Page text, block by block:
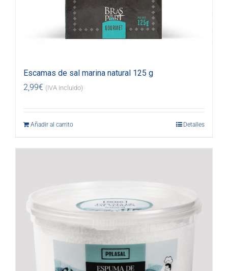
Escamas de sal marina natural 125 g
2,99€ (IVA incluido)
Añadir al carrito Detalles